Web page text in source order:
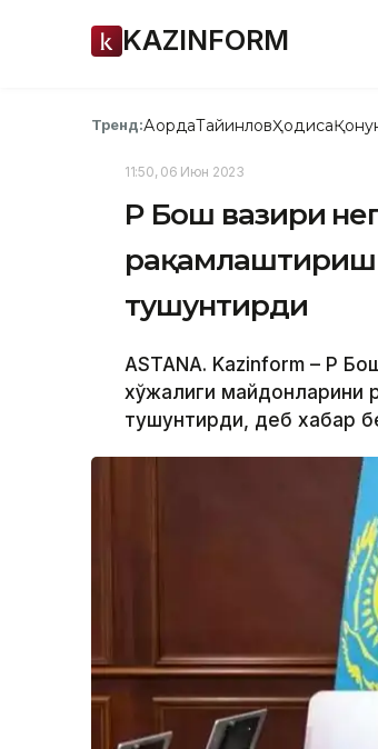
KAZINFORM
Тренд:АқордаТайинловҲодиса
11:50, 06 Июн 2023
ҚР Бош вазири
рақамлаштириш
тушунтирди
ASTANA. Kazinform – ҚР
хўжалиги майдонларини
тушунтирди, деб хабар